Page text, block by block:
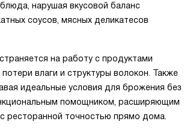
нарушая вкусовой баланс
соусов, мясных деликатесов
на работу с продуктами
влаги и структуры волокон. Также
идеальные условия для брожения без
помощником, расширяющим
ресторанной точностью прямо дома.